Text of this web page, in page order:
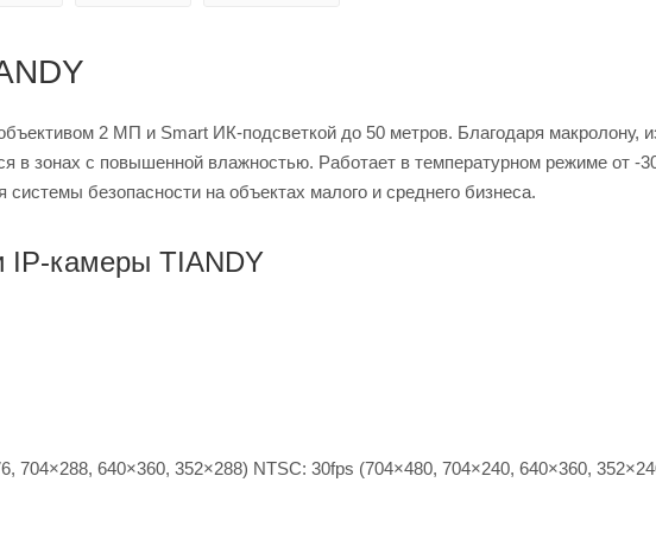
2 МП и Smart ИК-подсветкой до 50 метров. Благодаря макролону,
в зонах с повышенной влажностью. Работает в температурном режиме от -
безопасности на объектах малого и среднего бизнеса.
IP-камеры TIANDY
704×288, 640×360, 352×288) NTSC: 30fps (704×480, 704×240, 640×360,